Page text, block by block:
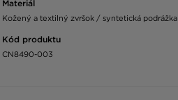
Materiál
Kožený a textilný zvršok / syntetická podrážka
Kód produktu
CN8490-003